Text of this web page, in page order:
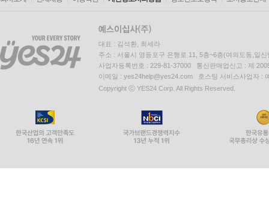
대표 : 김석환, 최세라
주소 : 서울시 영등포구 은행로 11, 5층~6층(여의도동,일신
사업자등록번호 : 229-81-37000 통신판매업신고 : 제
이메일 : yes24help@yes24.com 호스팅 서비스사업자 :
Copyright ⓒ YES24 Corp. All Rights Reserved.